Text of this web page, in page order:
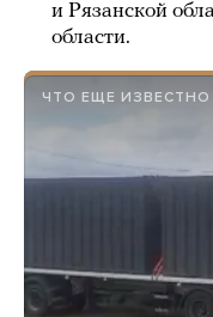
и Рязанской
области.
ЧТО ЕЩЕ